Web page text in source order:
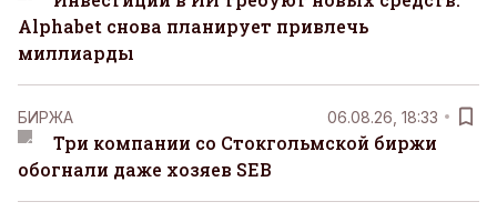
Alphabet снова планирует привлечь
миллиарды
БИРЖА 06.08.26, 18:33
Три компании со Стокгольмской биржи
обогнали даже хозяев SEB